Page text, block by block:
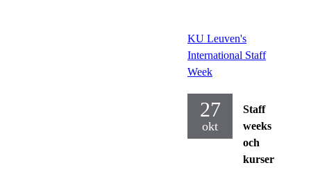
KU Leuven's
International Staff
Week
27
okt
Staff
weeks
och
kurser